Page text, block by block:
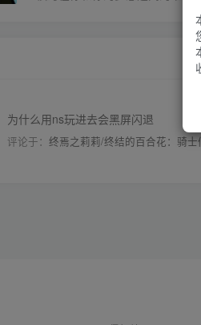
为什么用ns玩进去会黑屏闪退
评论于： 终焉之莉莉/终结的百合花：骑士们的救赎（ENDER LILIES: Quietus of the